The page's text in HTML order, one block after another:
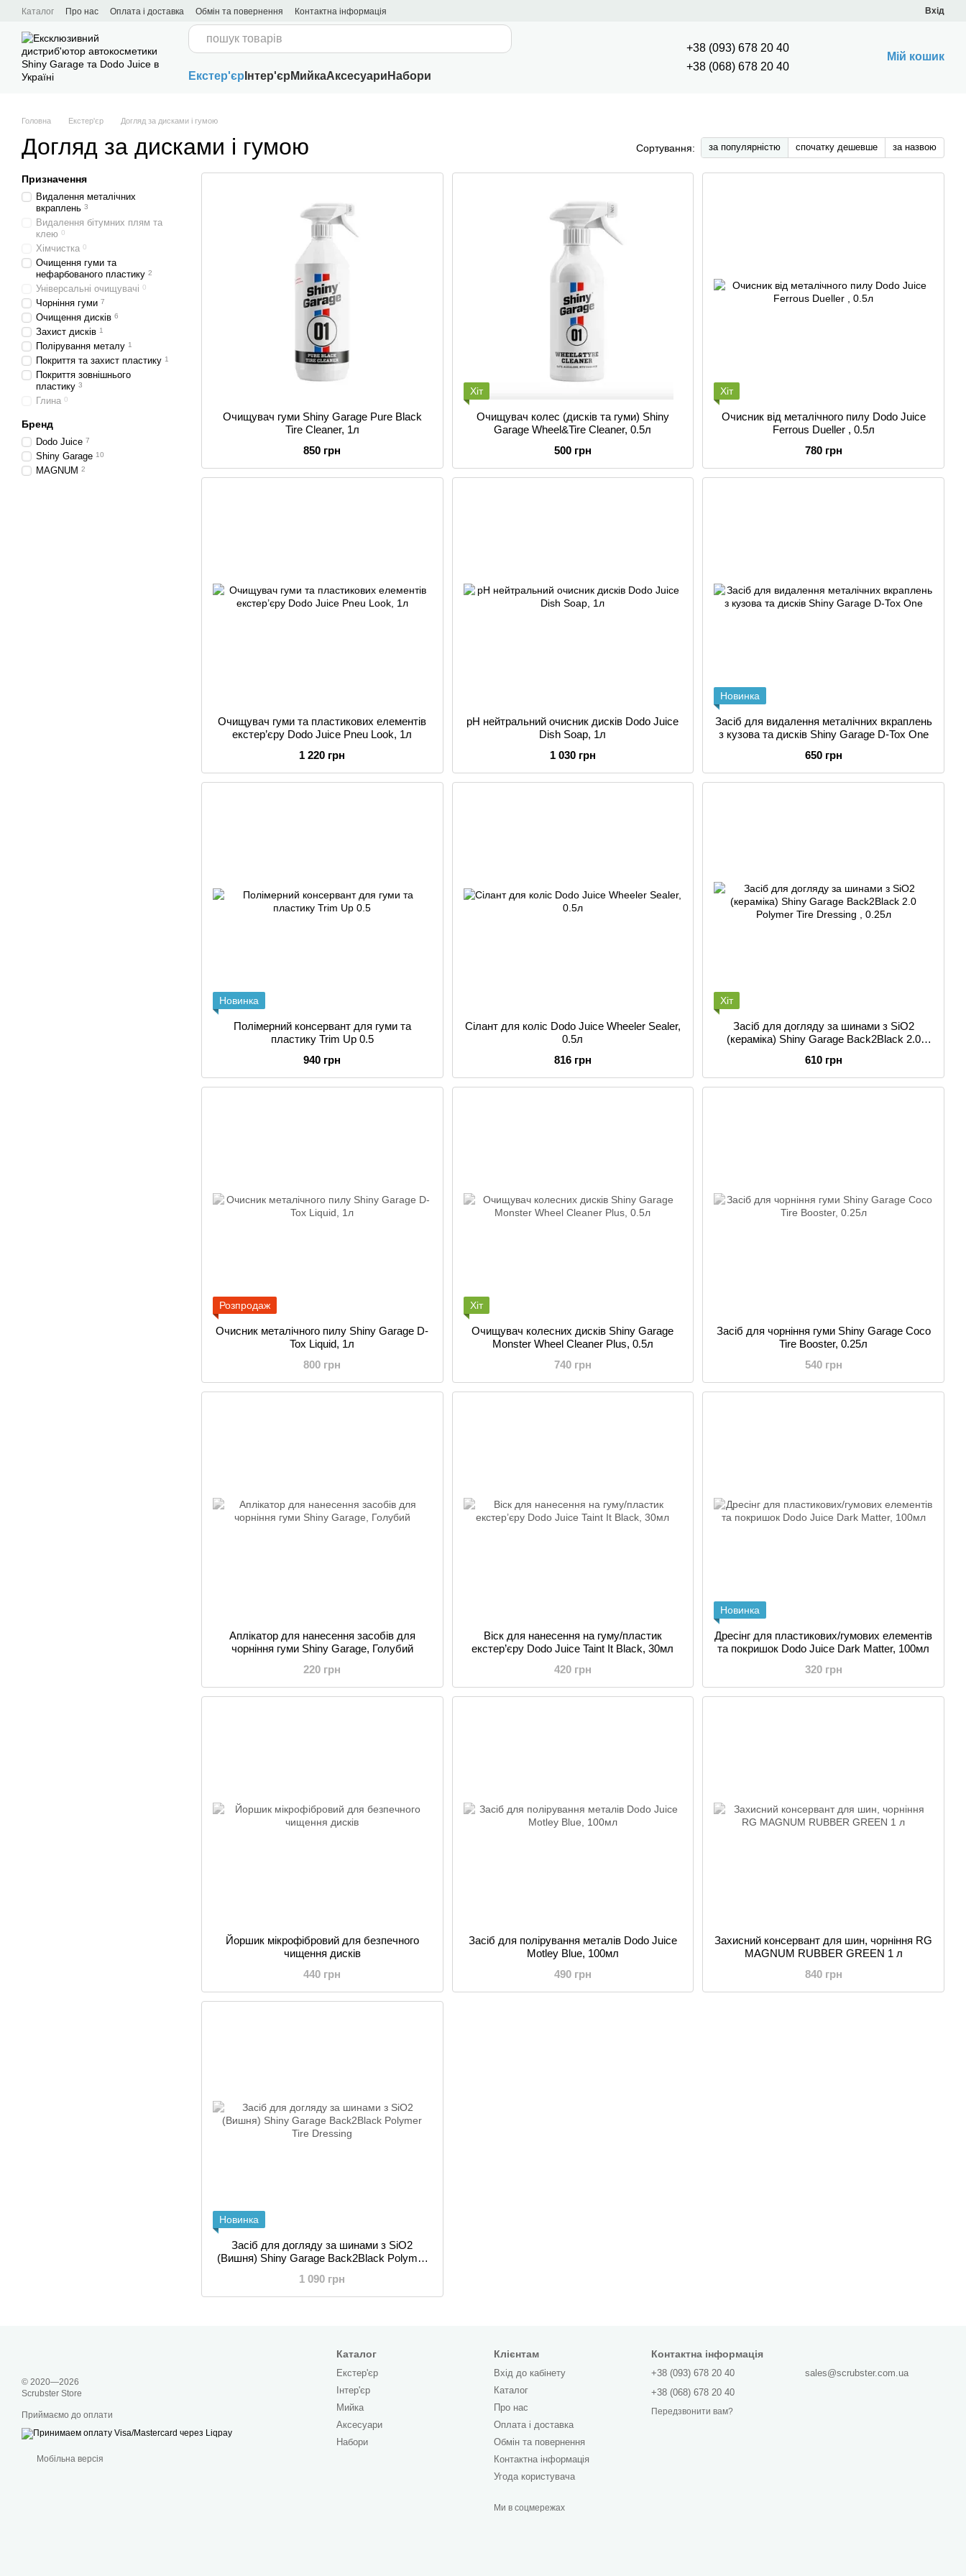
Перейти до основного контенту
Каталог Про нас Оплата і доставка Обмін та повернення
Контактна інформація
Вхід
Екстер'єр Інтер'єр МийкаАксесуари Набори
+38 (093) 678 20 40
+38 (068) 678 20 40
Мій кошик
Головна Екстер'єр Догляд за дисками і гумою
Догляд за дисками і гумою Сортування: за популярністю спочатку дешевше за назвою
Очищувач гуми Shiny Garage Pure Black
Tire Cleaner, 1л
850 грн
Хіт
Очищувач колес (дисків та гуми) Shiny
Garage Wheel&Tire Cleaner, 0.5л
500 грн
Хіт
Очисник від металічного пилу Dodo Juice
Ferrous Dueller , 0.5л
780 грн
Очищувач гуми та пластикових елементів
екстер’єру Dodo Juice Pneu Look, 1л
1 220 грн
pH нейтральний очисник дисків Dodo Juice
Dish Soap, 1л
1 030 грн
Новинка
Засіб для видалення металічних вкраплень
з кузова та дисків Shiny Garage D-Tox One
650 грн
Новинка
Полімерний консервант для гуми та
пластику Trim Up 0.5
940 грн
Сілант для коліс Dodo Juice Wheeler Sealer,
0.5л
816 грн
Хіт
Засіб для догляду за шинами з SiO2
(кераміка) Shiny Garage Back2Black 2.0
610 грн
Розпродаж
Очисник металічного пилу Shiny Garage D-
Tox Liquid, 1л
800 грн
Хіт
Очищувач колесних дисків Shiny Garage
Monster Wheel Cleaner Plus, 0.5л
740 грн
Засіб для чорніння гуми Shiny Garage Coco
Tire Booster, 0.25л
540 грн
Аплікатор для нанесення засобів для
чорніння гуми Shiny Garage, Голубий
220 грн
Віск для нанесення на гуму/пластик
екстер’єру Dodo Juice Taint It Black, 30мл
420 грн
Новинка
Дресінг для пластикових/гумових елементів
та покришок Dodo Juice Dark Matter, 100мл
320 грн
Йоршик мікрофібровий для безпечного
чищення дисків
440 грн
Засіб для полірування металів Dodo Juice
Motley Blue, 100мл
490 грн
Захисний консервант для шин, чорніння RG
MAGNUM RUBBER GREEN 1 л
840 грн
Новинка
Засіб для догляду за шинами з SiO2
(Вишня) Shiny Garage Back2Black Polymer
1 090 грн
Призначення
Видалення металічних
вкраплень 3
Видалення бітумних плям та
клею 0
Хімчистка 0
Очищення гуми та
нефарбованого пластику 2
Універсальні очищувачі 0
Чорніння гуми 7
Очищення дисків 6
Захист дисків 1
Полірування металу 1
Покриття та захист пластику 1
Покриття зовнішнього
пластику 3
Глина 0
Бренд
Dodo Juice 7
Shiny Garage 10
MAGNUM 2
© 2020—2026
Scrubster Store
Приймаємо до оплати
Мобільна версія
Каталог
Екстер'єр
Інтер'єр
Мийка
Аксесуари
Набори
Клієнтам
Вхід до кабінету
Каталог
Про нас
Оплата і доставка
Обмін та повернення
Контактна інформація
Угода користувача
Ми в соцмережах
Контактна інформація
+38 (093) 678 20 40
+38 (068) 678 20 40
Передзвонити вам?
sales@scrubster.com.ua